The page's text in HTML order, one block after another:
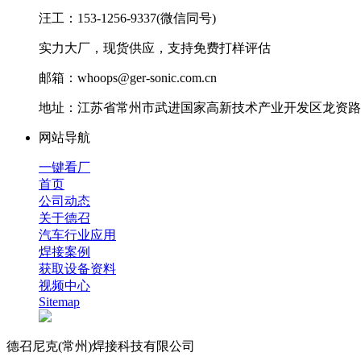
汪工：153-1256-9337(微信同号)
实力大厂，现货供应，支持免费打样评估
邮箱：whoops@ger-sonic.com.cn
地址：江苏省常州市武进国家高新技术产业开发区龙资
网站导航
一键看厂
首页
公司动态
关于德召
汽车行业应用
焊接案例
获取设备资料
视频中心
Sitemap
德召尼克(常州)焊接科技有限公司